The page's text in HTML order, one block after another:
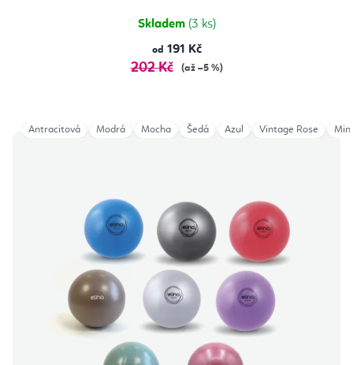
Skladem (3 ks)
od 191 Kč
202 Kč (až –5 %)
Antracitová Modrá Mocha Šedá Azul Vintage Rose